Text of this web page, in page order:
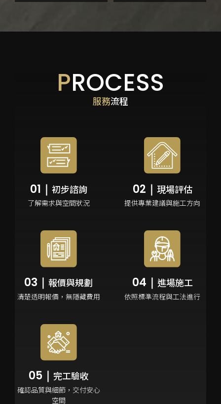
PROCESS
服務流程
初步諮詢
了解需求與空間狀況
現場評估
提供專業建議與施工方向
報價與規劃
清楚透明報價，無隱藏費用
進場施工
依照標準流程與工法進行
完工驗收
確認品質與細節，交付安心
空間